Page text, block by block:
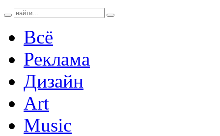
Всё
Реклама
Дизайн
Art
Music